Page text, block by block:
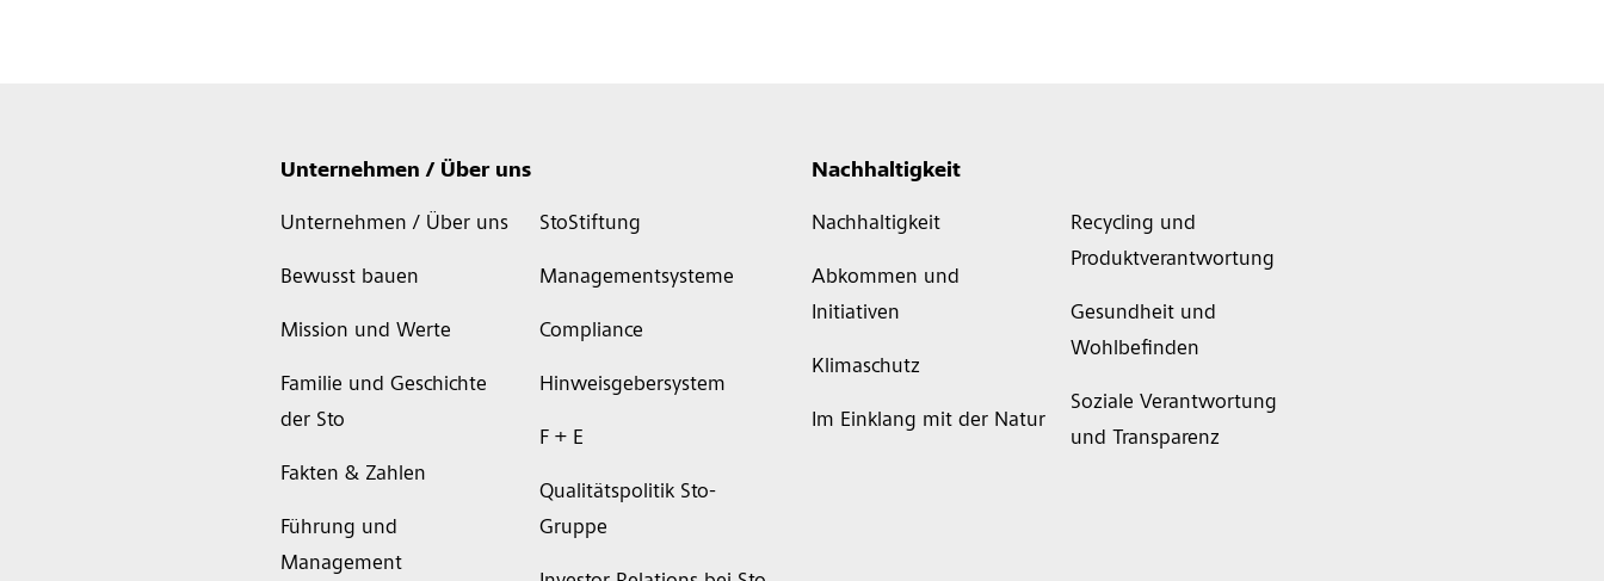
Unternehmen / Über uns
Unternehmen / Über uns
Bewusst bauen
Mission und Werte
Familie und Geschichte
der Sto
Fakten & Zahlen
Führung und
Management
StoStiftung
Managementsysteme
Compliance
Hinweisgebersystem
F + E
Qualitätspolitik Sto-
Gruppe
Nachhaltigkeit
Nachhaltigkeit
Abkommen und
Initiativen
Klimaschutz
Im Einklang mit der Natur
Recycling und
Produktverantwortung
Gesundheit und
Wohlbefinden
Soziale Verantwortung
und Transparenz